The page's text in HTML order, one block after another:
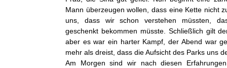
Mann überzeugen wollen, dass eine Kette nicht
uns, dass wir schon verstehen müssten,
geschenkt bekommen müsste. Schließlich gilt
aber es war ein harter Kampf, der Abend war
mehr als dreist, dass die Aufsicht des Parks uns
Am Morgen sind wir nach diesen